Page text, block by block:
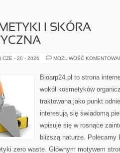
I SKÓRA
CZE - 20 - 2026 MOŻLIWOŚĆ
Bioarp24.pl to strona
wokół kosmetyków
traktowana jako punkt
interesują się świadomą
wpisuje się w rosnące
bliższą naturze. Polecamy
zero waste. Głównym motywem